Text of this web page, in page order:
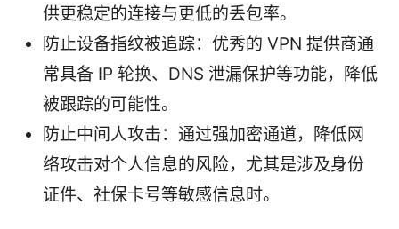
供更稳定的连接与更低的丢包率。
防止设备指纹被追踪：优秀的 VPN 提供商通
常具备 IP 轮换、DNS 泄漏保护等功能，降低
被跟踪的可能性。
防止中间人攻击：通过强加密通道，降低网
络攻击对个人信息的风险，尤其是涉及身份
证件、社保卡号等敏感信息时。